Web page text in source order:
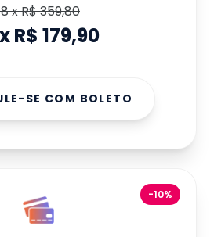
xR$ 359,80
xR$ 179,90
SE COM BOLETO
-10%